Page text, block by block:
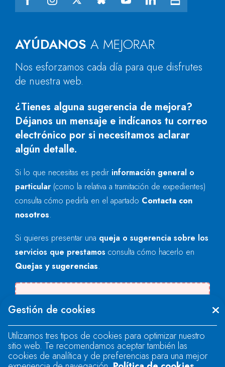
AYÚDANOS A MEJORAR
Nos esforzamos cada día para que disfrutes
de nuestra web.
¿Tienes alguna sugerencia de mejora?
Déjanos un mensaje e indícanos tu correo
electrónico por si necesitamos aclarar
algún detalle.
Si lo que necesitas es pedir información general o
particular (como la relativa a tramitación de expedientes)
consulta cómo pedirla en el apartado Contacta con
nosotros.
Si quieres presentar una queja o sugerencia sobre los
servicios que prestamos consulta cómo hacerlo en
Quejas y sugerencias.
"text".
Se produjo un error al cargar el campo
Gestión de cookies
Utilizamos tres tipos de cookies para optimizar nuestro
sitio web. Te recomendamos aceptar también las
cookies de analítica y de preferencias para una mejor